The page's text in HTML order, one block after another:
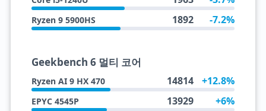
Ryzen 9 5900HS 1892 -7.2%
Geekbench 6 멀티 코어
Ryzen AI 9 HX 470 14814 +12.8%
EPYC 4545P 13929 +6%